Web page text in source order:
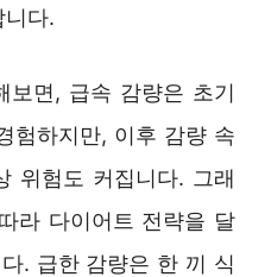
니다.
보면, 급속 감량은 초기
험하지만, 이후 감량 속
위험도 커집니다. 그래
라 다이어트 전략을 달
. 급한 감량은 한 끼 식